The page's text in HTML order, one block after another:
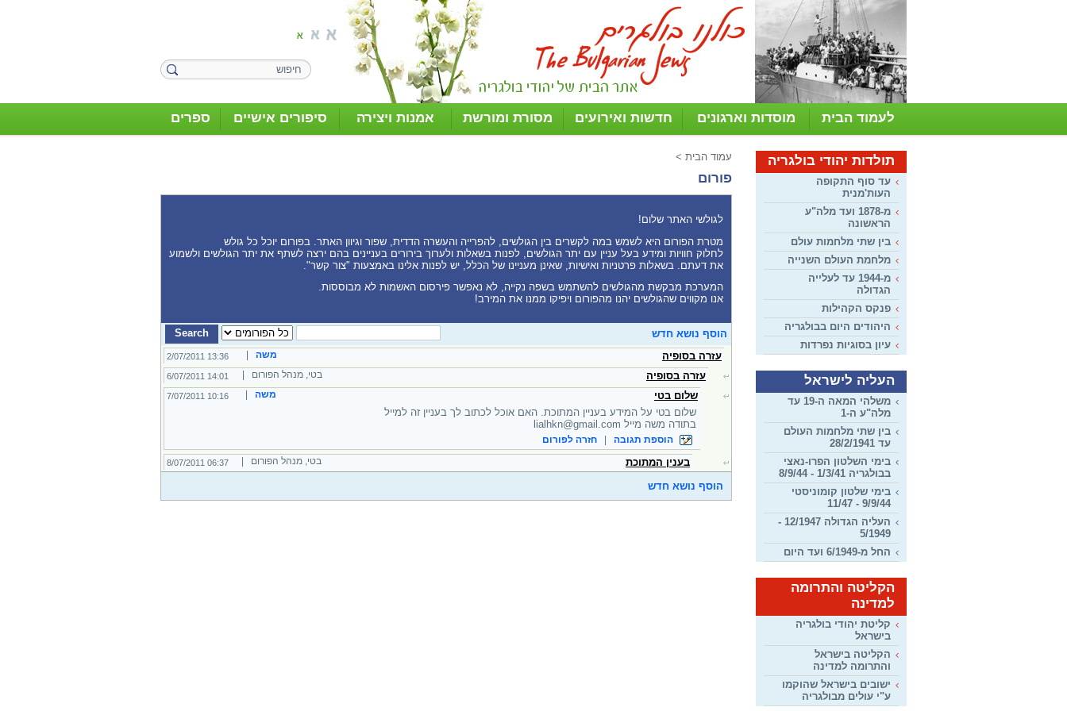
לעמוד הבית מוסדות וארגונים חדשות ואירועים מסורת ומורשת אמנות ויצירה סיפורים אישיים ספרים
תולדות יהודי בולגריה
עד סוף התקופה
העות'מנית
מ-1878 ועד מלה"ע
הראשונה
בין שתי מלחמות עולם
מלחמת העולם השנייה
מ-1944 עד לעלייה
הגדולה
פנקס הקהילות
היהודים היום בבולגריה
עיון בסוגיות נפרדות
העליה לישראל
משלהי המאה ה-19 עד
מלה"ע ה-1
בין שתי מלחמות העולם
עד 28/2/1941
בימי השלטון הפרו-נאצי
בבולגריה 1/3/41 - 8/9/44
בימי שלטון קומוניסטי
9/9/44 - 11/47
העליה הגדולה 12/1947 -
5/1949
החל מ-6/1949 ועד היום
הקליטה והתרומה
למדינה
קליטת יהודי בולגריה
בישראל
הקליטה בישראל
והתרומה למדינה
ישובים בישראל שהוקמו
ע"י עולים מבולגריה
עמוד הבית >
פורום
לגולשי האתר שלום!
מטרת הפורום היא לשמש במה לקשרים בין הגולשים, להפרייה והעשרה הדדית, שפור וגיוון האתר. בפורום יוכל כל גולש
לחלוק חוויות ומידע בעל עניין עם יתר הגולשים, לפנות בשאלות ולערוך בירורים בעניינים בהם ירצה לשתף את יתר הגולשים ולשמוע
את דעתם. בשאלות פרטניות ואישיות, שאינן מעניינו של הכלל, יש לפנות אלינו באמצעות "צור קשר".
המערכת מבקשת מהגולשים להשתמש בשפה נקייה, לא נאפשר פירסום האשמות לא מבוססות.
אנו מקווים שהגולשים יהנו מהפורום ויפיקו ממנו את המירב!
הוסף נושא חדש
עזרה בסופיה
משה 13:36 2/07/2011
עזרה בסופיה בטי, מנהל הפורום | 14:01 6/07/2011
שלום בטי משה 10:16 7/07/2011
שלום בטי על המידע בעניין המתוכת. האם אוכל לכתוב לך בעניין זה למייל
בתודה משה מייל lialhkn@gmail.com
הוספת תגובה חזרה לפורום
בענין המתוכת בטי, מנהל הפורום | 06:37 8/07/2011
הוסף נושא חדש